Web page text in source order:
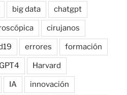
big data chatgpt
cirujanos
errores formación
GPT4 Harvard
IA innovación